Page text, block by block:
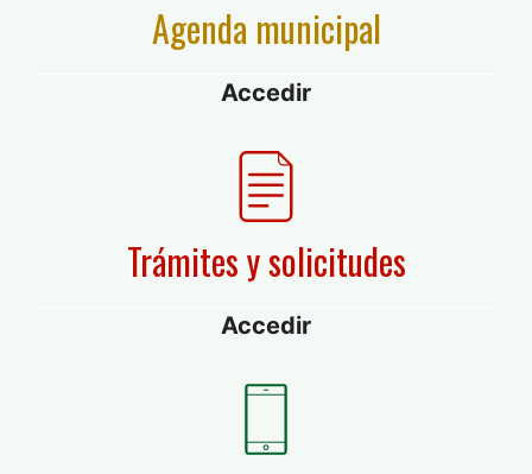
Agenda municipal
Accedir
Trámites y solicitudes
Accedir